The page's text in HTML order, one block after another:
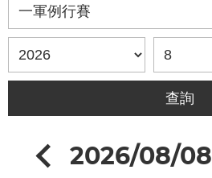
2026/08/08